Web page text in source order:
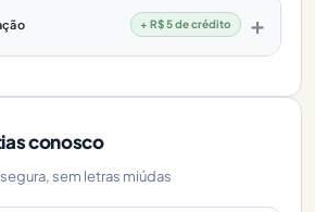
+ R$ 5 de crédito
conosco
sem letras miúdas